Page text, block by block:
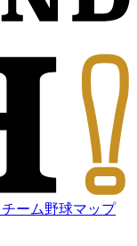
チーム野球マップ